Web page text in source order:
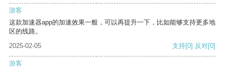
游客
这款加速器app的加速效果一般，可以再提升一下，比如能够支持更多地
区的线路。
2025-02-05
支持[0] 反对[0]
游客